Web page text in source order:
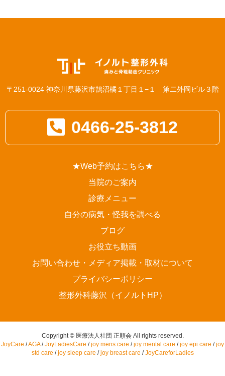
〒251-0024 神奈川県藤沢市鵠沼橘１丁目１−１ 第二外岡ビル３階
0466-25-3812
★Web予約はこちら★
当院のご案内
診療メニュー
自分の病気・怪我を調べる
ブログ
お役立ち動画
お問い合わせ・メディア掲載・取材について
プライバシーポリシー
整形外科藤沢（イノルトHP）
Copyright © 医療法人社団 正順会 All rights reserved.
JoyCare /AGA/JoyLadiesCare /joy mens care /joy mental care /joy epi care /joy
std care /joy sleep care /joy breast care /JoyCareforLadies